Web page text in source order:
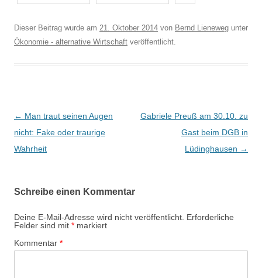
Dieser Beitrag wurde am 21. Oktober 2014 von Bernd Lieneweg unter
Ökonomie - alternative Wirtschaft veröffentlicht.
B
e
i
a
g
s
-
← Man traut seinen Augen
nicht: Fake oder traurige
Wahrheit
Gabriele Preuß am 30.10. zu
Gast beim DGB in
Lüdinghausen →
Schreibe einen Kommentar
Deine E-Mail-Adresse wird nicht veröffentlicht. Erforderliche
Felder sind mit * markiert
Kommentar *